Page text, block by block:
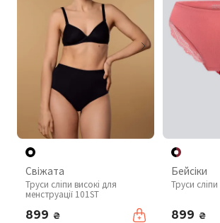
Свіжата
Труси сліпи високі для
менструації 101ST
899 ₴
Бейсіки
Труси
899 ₴